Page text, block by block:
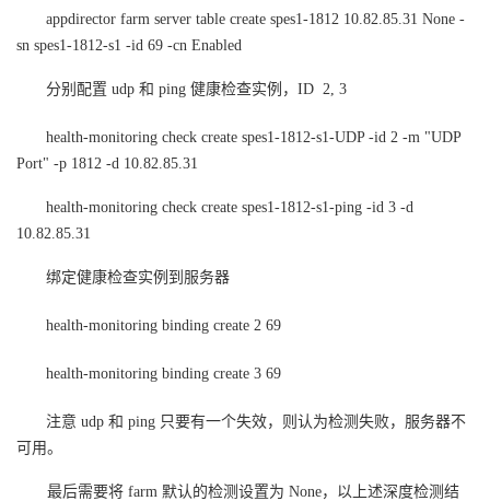
appdirector farm server table create spes1-1812 10.82.85.31 None -
sn spes1-1812-s1 -id 69 -cn Enabled
分别配置 udp 和 ping 健康检查实例，ID 2, 3
health-monitoring check create spes1-1812-s1-UDP -id 2 -m "UDP
Port" -p 1812 -d 10.82.85.31
health-monitoring check create spes1-1812-s1-ping -id 3 -d
10.82.85.31
绑定健康检查实例到服务器
health-monitoring binding create 2 69
health-monitoring binding create 3 69
注意 udp 和 ping 只要有一个失效，则认为检测失败，服务器不
可用。
最后需要将 farm 默认的检测设置为 None，以上述深度检测结